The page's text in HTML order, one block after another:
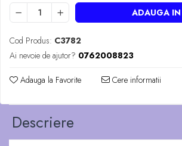
ADAUGA
Cod Produs: C3782
Ai nevoie de ajutor? 0762008823
Adauga la Favorite Cere informatii
Descriere